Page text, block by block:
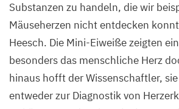
überlappt
und
sich
das
Mikroprotein
somit
Substanzen zu handeln, die wir
Mäuseherzen nicht entdecken
Heesch. Die Mini-Eiweiße zeigten
besonders das menschliche Herz
hinaus hofft der Wissenschaftler, sie
entweder zur Diagnostik von